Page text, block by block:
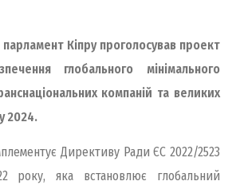
Кіпру проголосував проект
глобального мінімального
компаній та великих
2024.
Директиву Ради ЄС 2022/2523
року, яка встановлює глобальний